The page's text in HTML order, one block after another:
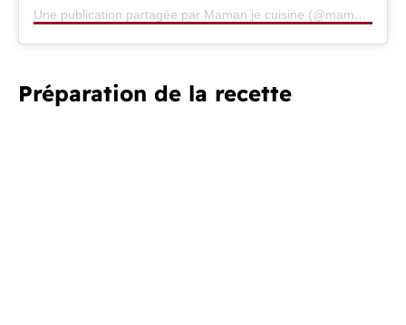
Une publication partagée par Maman je cuisine (@mamanjecuisine)
Préparation de la recette